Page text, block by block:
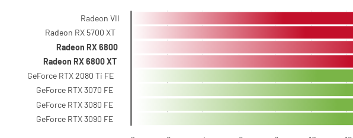
Radeon VII
Radeon RX 5700 XT
Radeon RX 6800
Radeon RX 6800 XT
GeForce RTX 2080 Ti FE
GeForce RTX 3070 FE
GeForce RTX 3080 FE
GeForce RTX 3090 FE